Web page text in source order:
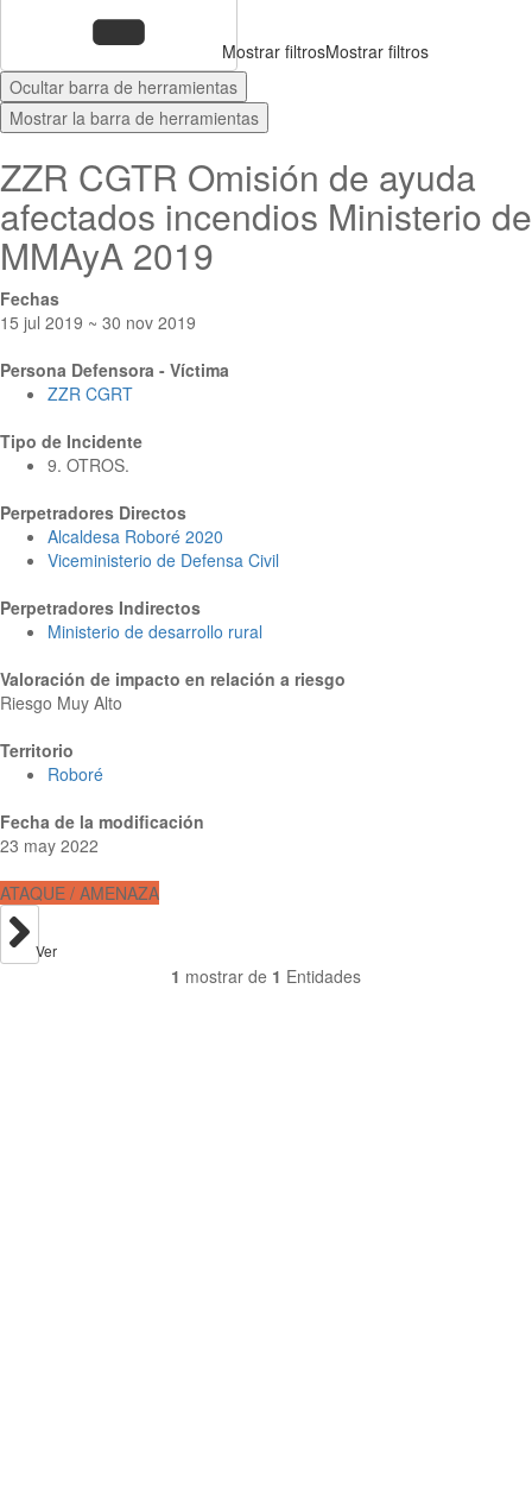
Mostrar filtrosMostrar filtros
Ocultar barra de herramientas
Mostrar la barra de herramientas
ZZR CGTR Omisión de ayuda
afectados incendios Ministerio de
MMAyA 2019
Fechas
15 jul 2019 ~ 30 nov 2019
Persona Defensora - Víctima
ZZR CGRT
Tipo de Incidente
9. OTROS.
Perpetradores Directos
Alcaldesa Roboré 2020
Viceministerio de Defensa Civil
Perpetradores Indirectos
Ministerio de desarrollo rural
Valoración de impacto en relación a riesgo
Riesgo Muy Alto
Territorio
Roboré
Fecha de la modificación
23 may 2022
ATAQUE / AMENAZA
Ver
1 mostrar de 1 Entidades